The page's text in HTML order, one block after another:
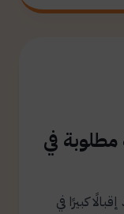
في
كبيرًا في